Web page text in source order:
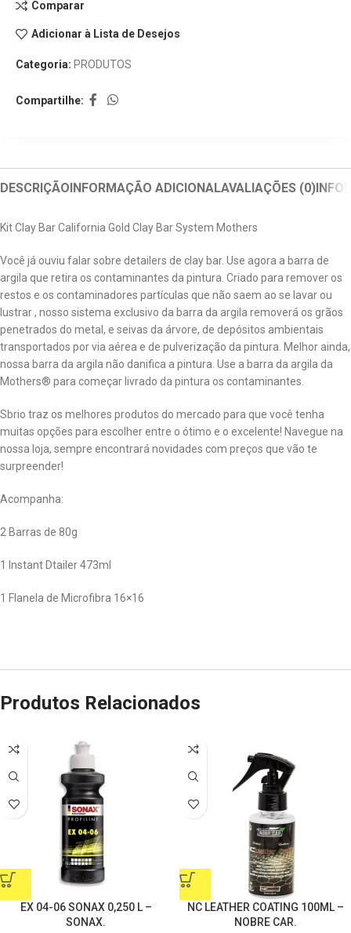
Comparar
Adicionar à Lista de Desejos
Categoria: PRODUTOS
Compartilhe:
DESCRIÇÃOINFORMAÇÃO ADICIONALAVALIAÇÕES (0)
Kit Clay Bar California Gold Clay Bar System Mothers
Você já ouviu falar sobre detailers de clay bar. Use agora a barra de
argila que retira os contaminantes da pintura. Criado para remover os
restos e os contaminadores partículas que não saem ao se lavar ou
lustrar , nosso sistema exclusivo da barra da argila removerá os grãos
penetrados do metal, e seivas da árvore, de depósitos ambientais
transportados por via aérea e de pulverização da pintura. Melhor ainda,
nossa barra da argila não danifica a pintura. Use a barra da argila da
Mothers® para começar livrado da pintura os contaminantes.
Sbrio traz os melhores produtos do mercado para que você tenha
muitas opções para escolher entre o ótimo e o excelente! Navegue na
nossa loja, sempre encontrará novidades com preços que vão te
surpreender!
Acompanha:
2 Barras de 80g
1 Instant Dtailer 473ml
1 Flanela de Microfibra 16×16
Produtos Relacionados
EX 04-06 SONAX 0,250 L –
SONAX.
NC LEATHER COATING 100ML –
NOBRE CAR.